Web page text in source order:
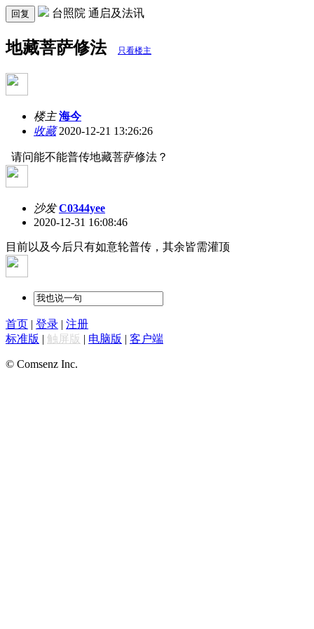
回复 台照院 通启及法讯
地藏菩萨修法 只看楼主
楼主 海今
收藏2020-12-21 13:26:26
请问能不能普传地藏菩萨修法？
沙发 C0344yee
2020-12-31 16:08:46
目前以及今后只有如意轮普传，其余皆需灌顶
首页 | 登录 | 注册
标准版 | 触屏版 | 电脑版 | 客户端
© Comsenz Inc.